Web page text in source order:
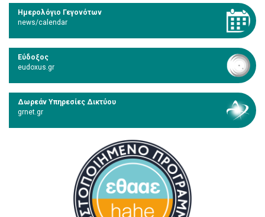
Ημερολόγιο Γεγονότων
news/calendar
Εύδοξος
eudoxus.gr
Δωρεάν Υπηρεσίες Δικτύου
grnet.gr